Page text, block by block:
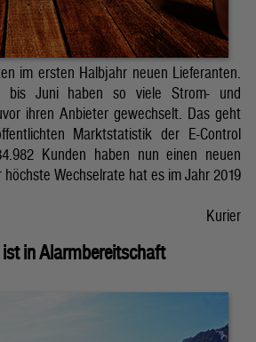
im ersten Halbjahr neuen Lieferanten.
bis Juni haben so viele Strom- und
ihren Anbieter gewechselt. Das geht
Marktstatistik der E-Control
Kunden haben nun einen neuen
Wechselrate hat es im Jahr 2019
Kurier
in Alarmbereitschaft